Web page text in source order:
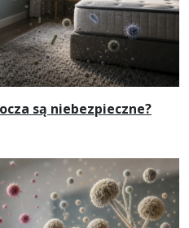
są niebezpieczne?